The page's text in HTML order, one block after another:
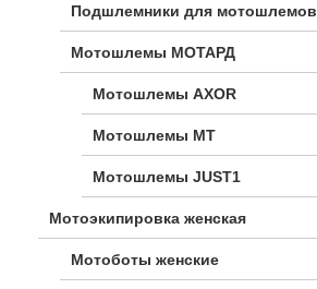
Подшлемники для мотошлемов
Мотошлемы МОТАРД
Мотошлемы AXOR
Мотошлемы MT
Мотошлемы JUST1
Мотоэкипировка женская
Мотоботы женские